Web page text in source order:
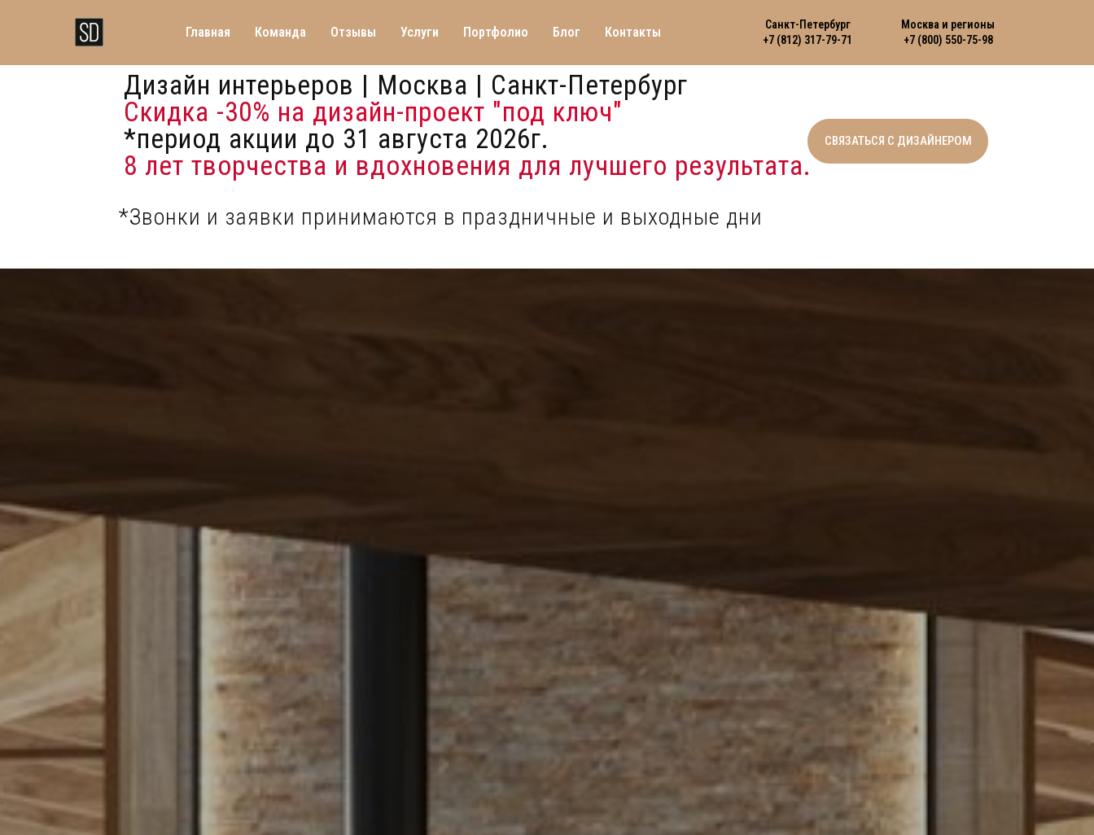
Главная Команда Отзывы Услуги Портфолио Блог Контакты
Санкт-Петербург
+7 (812) 317-79-71
Москва и регионы
+7 (800) 550-75-98
СВЯЗАТЬСЯ С ДИЗАЙНЕРОМ
*Звонки и заявки принимаются в праздничные и выходные дни
Дизайн интерьеров | Москва | Санкт-Петербург
Скидка -30% на дизайн-проект "под ключ"
*период акции до 31 августа 2026г.
8 лет творчества и вдохновения для лучшего результата.